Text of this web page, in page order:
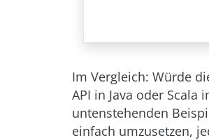
Im Vergleich: Würde
API in Java oder
untenstehenden
einfach umzusetzen,